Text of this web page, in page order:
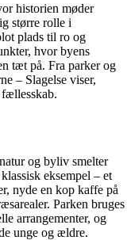
historien møder
større rolle i
plads til ro og
hvor byens
tæt på. Fra parker og
– Slagelse viser,
og byliv smelter
eksempel – et
nyde en kop kaffe på
Parken bruges
arrangementer, og
unge og ældre.